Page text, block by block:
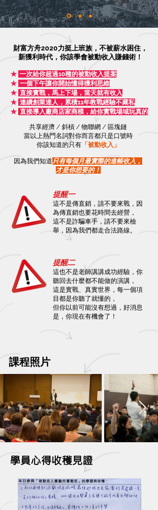
★ 一次給你超過10種的被動收入提案
★ 一個下午讓你開始懂得獲利思維
★ 直接實戰，馬上下場，當天就有收入
★ 連續創業達人，累積11年教戰經驗不藏私
★ 直接導入廠商店家商模，給你實戰場域玩真的
共享經濟 / 斜槓 / 物聯網 / 區塊鏈
當以上熱門名詞對你而言都只是口號時
你該知道的只有「被動收入」
因為我們知道只有每個月最實際的進帳收入，
才是你想要的！
財富方舟2020力挺上班族，不被薪水困住，
新獲利時代，你該學會被動收入賺錢術！
課程照片
提醒一
這不是傳直銷，請不要來戰，因
為傳直銷也要花時間去經營，
這不是詐騙車手，請不要來檢
舉，因為我們都走合法路線。
提醒二
這也不是老師講講成功經驗，你
聽回去什麼都不能做的演講，
這是實戰、真實世界，每一個項
目都是你聽了就懂的，
但你以前可能沒有想過，好消息
是，你現在有機會了！
學員心得收穫見證